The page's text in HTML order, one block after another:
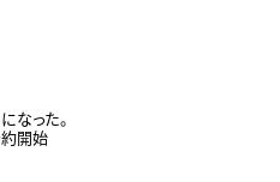
なった。
約開始